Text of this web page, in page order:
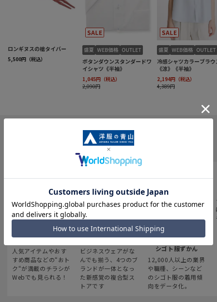
INFORMATION
最新のお買い得情報
人気アイテムやおす
すめ商品などの“おト
ク“が満載のチラシが
Webでも見られる！
スーツスクエア
ビジネスウェアがな
んでも揃う、4つのブ
ランドが一体となっ
た新感覚の複合型ス
トアです
みんなの
シゴト服ずかん
12,000人以上の業界
や職種、シーンなど
のシゴト服の着用傾
向をデータ化。